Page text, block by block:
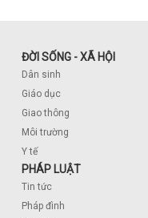
ĐỜI SỐNG - XÃ HỘI
Dân sinh
Giáo dục
Giao thông
Môi trường
Y tế
PHÁP LUẬT
Tin tức
Pháp đình